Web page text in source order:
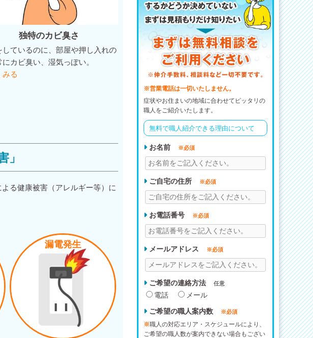
独特のカビ臭さ
しているのに、部屋や押し入れの
カビ臭い、湿気っぽい。
みる
」
る健康被害（アレルギー等）に
漏電発生
※営業電話は一切いたしません。
症状やお住まいの地域に合わせてピッタリの
職人をご紹介いたします。
無料で職人紹介できる理由について
お名前 ※必須
ご自宅の住所 ※必須
お電話番号 ※必須
メールアドレス ※必須
ご希望の連絡方法 任意
電話
メール
ご希望の職人案内数
※必須
※職人の対応エリア・スケジュールにより、
ご希望の職人数が案内できない場合もござい